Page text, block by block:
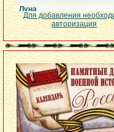
Для добавления
авторизация